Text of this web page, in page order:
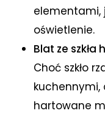
elementami,
oświetlenie.
Blat ze
Choć szkło
kuchennymi,
hartowane